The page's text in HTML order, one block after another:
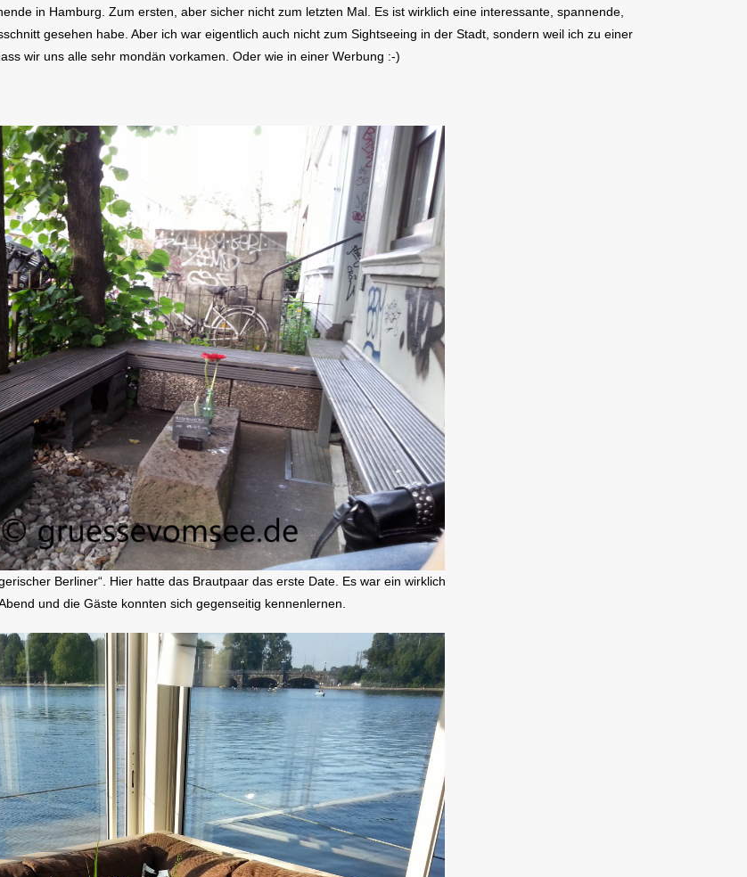
in Hamburg. Zum ersten, aber sicher nicht zum letzten Mal. Es ist wirklich eine interessante, spannende,
gesehen habe. Aber ich war eigentlich auch nicht zum Sightseeing in der Stadt, sondern weil ich zu einer
wir uns alle sehr mondän vorkamen. Oder wie in einer Werbung :-)
Berliner“. Hier hatte das Brautpaar das erste Date. Es war ein wirklich
und die Gäste konnten sich gegenseitig kennenlernen.